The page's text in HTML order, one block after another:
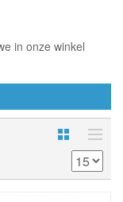
in onze winkel